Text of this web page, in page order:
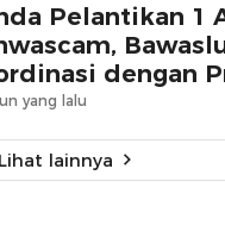
Pelantikan 1
dengan
yang lalu
Lihat lainnya